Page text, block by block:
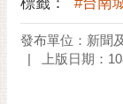
螢
光
花
發布單位：新聞
上版日期：